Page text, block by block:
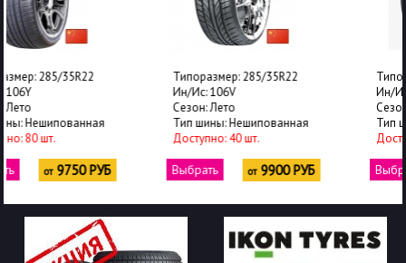
Типоразмер: 285/35R22
Ин/Ис: 106V
Сезон: Лето
Тип шины: Нешипованная
Доступно: 40 шт.
Выбрать от
Типоразмер: 285/35R22
Ин/Ис: 106W
Сезон: Лето
Тип шины: Нешипованная
Доступно: 8 шт.
Выбрать от